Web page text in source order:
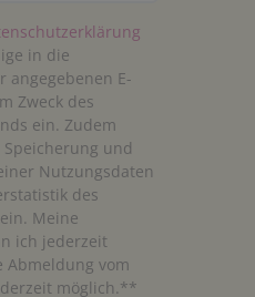
in die
angegebenen E-
Zweck des
ein. Zudem
und
Nutzungsdaten
des
Meine
ich jederzeit
Abmeldung vom
möglich.**